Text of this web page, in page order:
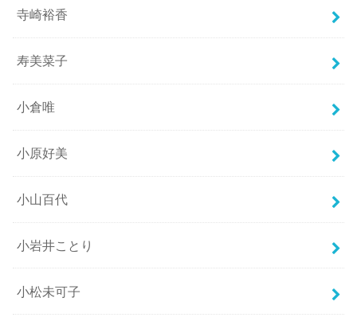
寺崎裕香
寿美菜子
小倉唯
小原好美
小山百代
小岩井ことり
小松未可子